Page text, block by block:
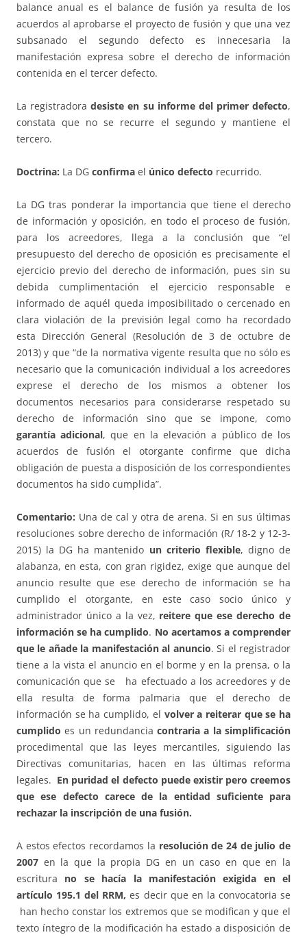
balance anual es el balance de fusión ya resulta de los
acuerdos al aprobarse el proyecto de fusión y que una vez
subsanado el segundo defecto es innecesaria la
manifestación expresa sobre el derecho de información
contenida en el tercer defecto.
La registradoradesiste en su informe del primer defecto,
constata que no se recurre el segundo y mantiene el
tercero.
Doctrina: La DG confirma el único defecto recurrido.
La DG tras ponderar la importancia que tiene el derecho
de información y oposición, en todo el proceso de fusión,
para los acreedores, llega a la conclusión que “el
presupuesto del derecho de oposición es precisamente el
ejercicio previo del derecho de información, pues sin su
debida cumplimentación el ejercicio responsable e
informado de aquél queda imposibilitado o cercenado en
clara violación de la previsión legal como ha recordado
esta Dirección General (Resolución de 3 de octubre de
2013) y que “de la normativa vigente resulta que no sólo es
necesario que la comunicación individual a los acreedores
exprese el derecho de los mismos a obtener los
documentos necesarios para considerarse respetado su
derecho de información sino que se impone, como
garantía adicional, que en la elevación a público de los
acuerdos de fusión el otorgante confirme que dicha
obligación de puesta a disposición de los correspondientes
documentos ha sido cumplida”.
Comentario: Una de cal y otra de arena. Si en sus últimas
resoluciones sobre derecho de información (R/ 18-2 y 12-3-
2015) la DG ha mantenido un criterio flexible, digno de
alabanza, en esta, con gran rigidez, exige que aunque del
anuncio resulte que ese derecho de información se ha
cumplido el otorgante, en este caso socio único y
administrador único a la vez, reitere que ese derecho de
información se ha cumplido. No acertamos a comprender
que le añade la manifestación al anuncio. Si el registrador
tiene a la vista el anuncio en el borme y en la prensa, o la
comunicación que se ha efectuado a los acreedores y de
ella resulta de forma palmaria que el derecho de
información se ha cumplido, el volver a reiterar que se ha
cumplido es un redundanciacontraria a la simplificación
procedimental que las leyes mercantiles, siguiendo las
Directivas comunitarias, hacen en las últimas reforma
legales. En puridad el defecto puede existir pero creemos
que ese defecto carece de la entidad suficiente para
rechazar la inscripción de una fusión.
A estos efectos recordamos la resolución de 24 de julio de
2007 en la que la propia DG en un caso en que en la
escritura no se hacía la manifestación exigida en el
artículo 195.1 del RRM,es decir que en la convocatoria se
han hecho constar los extremos que se modifican y que el
texto íntegro de la modificación ha estado a disposición de